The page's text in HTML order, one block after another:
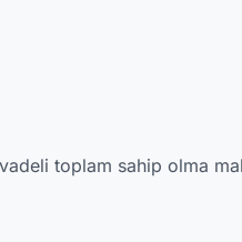
toplam sahip olma